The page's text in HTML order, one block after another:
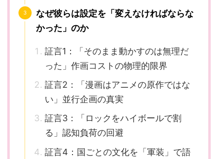
なぜ彼らは設定を「変えなければならな
かった」のか
証言1：「そのまま動かすのは無理だ
った」作画コストの物理的限界
証言2：「漫画はアニメの原作ではな
い」並行企画の真実
証言3：「ロックをハイボールで割
る」認知負荷の回避
証言4：国ごとの文化を「軍装」で語